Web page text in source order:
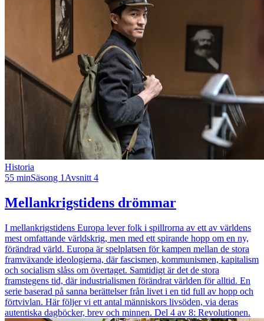
Historia
55 minSäsong 1 Avsnitt 4
Mellankrigstidens drömmar
I mellankrigstidens Europa lever folk i spillrorna av ett av världens
mest omfattande världskrig, men med ett spirande hopp om en ny,
förändrad värld. Europa är spelplatsen för kampen mellan de stora
framväxande ideologierna, där fascismen, kommunismen, kapitalism
och socialism slåss om övertaget. Samtidigt är det de stora
framstegens tid, där industrialismen förändrat världen för alltid. En
serie baserad på sanna berättelser från livet i en tid full av hopp och
förtvivlan. Här följer vi ett antal människors livsöden, via deras
autentiska dagböcker, brev och minnen. Del 4 av 8: Revolutionen.